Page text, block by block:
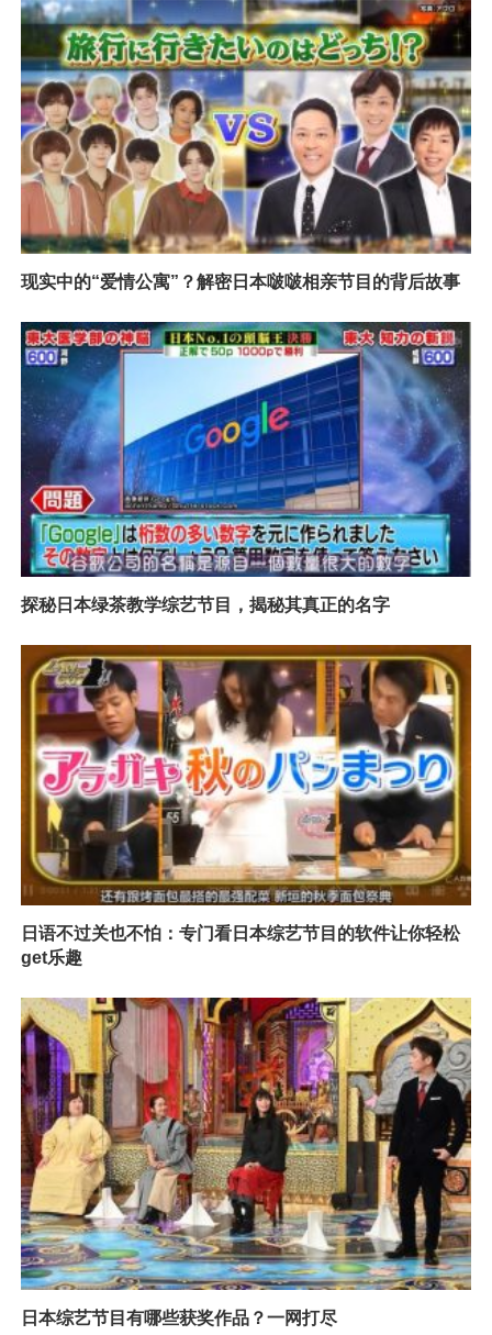
现实中的“爱情公寓”？解密日本啵啵相亲节目的背后故事
探秘日本绿茶教学综艺节目，揭秘其真正的名字
日语不过关也不怕：专门看日本综艺节目的软件让你轻松
get乐趣
日本综艺节目有哪些获奖作品？一网打尽